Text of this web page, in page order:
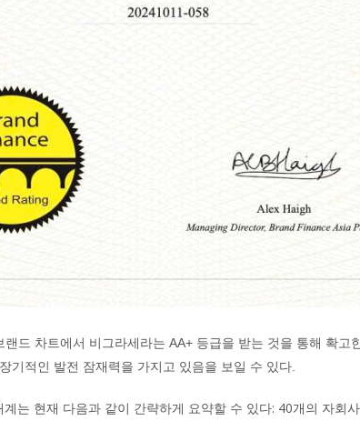
드 차트에서 비그라세라는 AA+ 등급을 받는 것을 통해 확고
기적인 발전 잠재력을 가지고 있음을 보일 수 있다.
는 현재 다음과 같이 간략하게 요약할 수 있다: 40개의 자회